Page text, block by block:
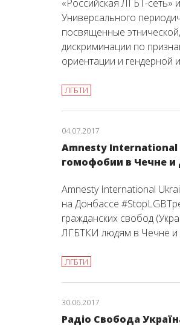
«Российская ЛГБТ-
Универсального
посвященные
дискриминации по
ориентации и гендерной
ЛГБТИ
04.07.2017
Amnesty International
гомофобии в Чечне и
Amnesty International
на Донбассе
гражданских свобод
ЛГБТКИ людям в Чечне и
ЛГБТИ
30.06.2017
Радіо Свобода